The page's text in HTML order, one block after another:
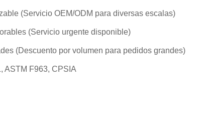
(Servicio OEM/ODM para diversas escalas)
(Servicio urgente disponible)
(Descuento por volumen para pedidos grandes)
ASTM F963, CPSIA